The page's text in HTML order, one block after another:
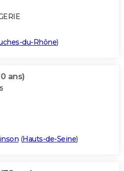
du-Rhône)
ans)
(Hauts-de-Seine)